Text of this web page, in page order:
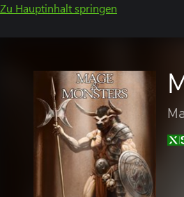
Zu Hauptinhalt springen